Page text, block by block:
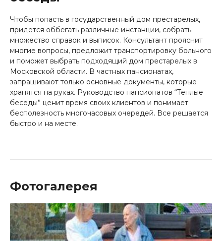
Чтобы попасть в государственный дом престарелых,
придется оббегать различные инстанции, собрать
множество справок и выписок. Консультант прояснит
многие вопросы, предложит транспортировку больного
и поможет выбрать подходящий дом престарелых в
Московской области. В частных пансионатах,
запрашивают только основные документы, которые
хранятся на руках. Руководство пансионатов “Теплые
беседы” ценит время своих клиентов и понимает
бесполезность многочасовых очередей. Все решается
быстро и на месте.
Фотогалерея